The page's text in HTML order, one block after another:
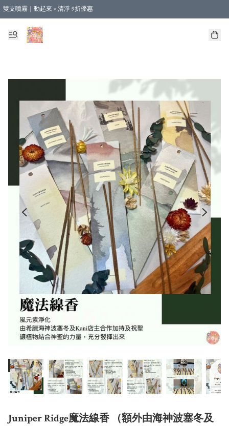
雙支噴霧｜動起來 × 清淨 9折優惠
🎁新會員首單 9 折 - 立即註冊，即享購物優惠！ (不適用於合作店產品、課程及預購
【運費優惠】全單消費滿 $500 即享本地順豐包郵。（合作店產品亦計算在內）
Juniper Ridge魔法線香 （額外由海神波塞冬及